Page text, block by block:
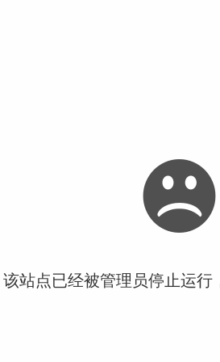
站点已经被管理员停止运